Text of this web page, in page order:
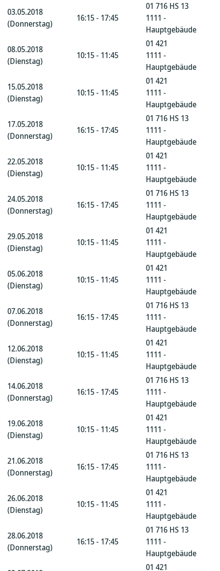
03.05.2018
(Donnerstag)
16:15 - 17:45
01 716 HS 13
1111 -
Hauptgebäude
08.05.2018
(Dienstag)
10:15 - 11:45
01 421
1111 -
Hauptgebäude
15.05.2018
(Dienstag)
10:15 - 11:45
01 421
1111 -
Hauptgebäude
17.05.2018
(Donnerstag)
16:15 - 17:45
01 716 HS 13
1111 -
Hauptgebäude
22.05.2018
(Dienstag)
10:15 - 11:45
01 421
1111 -
Hauptgebäude
24.05.2018
(Donnerstag)
16:15 - 17:45
01 716 HS 13
1111 -
Hauptgebäude
29.05.2018
(Dienstag)
10:15 - 11:45
01 421
1111 -
Hauptgebäude
05.06.2018
(Dienstag)
10:15 - 11:45
01 421
1111 -
Hauptgebäude
07.06.2018
(Donnerstag)
16:15 - 17:45
01 716 HS 13
1111 -
Hauptgebäude
12.06.2018
(Dienstag)
10:15 - 11:45
01 421
1111 -
Hauptgebäude
14.06.2018
(Donnerstag)
16:15 - 17:45
01 716 HS 13
1111 -
Hauptgebäude
19.06.2018
(Dienstag)
10:15 - 11:45
01 421
1111 -
Hauptgebäude
21.06.2018
(Donnerstag)
16:15 - 17:45
01 716 HS 13
1111 -
Hauptgebäude
26.06.2018
(Dienstag)
10:15 - 11:45
01 421
1111 -
Hauptgebäude
28.06.2018
(Donnerstag)
16:15 - 17:45
01 716 HS 13
1111 -
Hauptgebäude
01 421